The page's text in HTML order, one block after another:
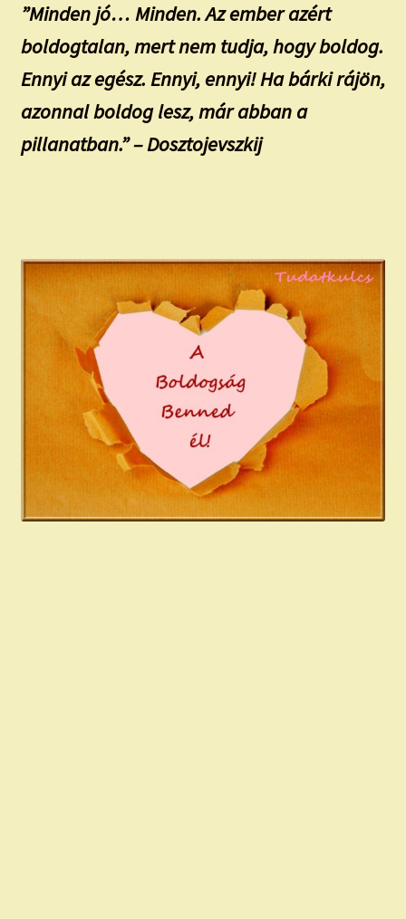
”Minden jó… Minden. Az ember azért
boldogtalan, mert nem tudja, hogy boldog.
Ennyi az egész. Ennyi, ennyi! Ha bárki rájön,
azonnal boldog lesz, már abban a
pillanatban.” – Dosztojevszkij